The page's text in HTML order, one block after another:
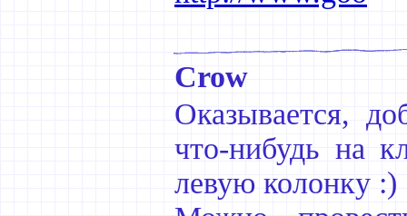
Crow
Оказывается,
что-нибудь на
левую колонку :)